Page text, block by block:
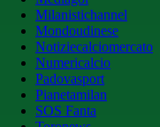
Milanistichannel
Mondoudinese
Notiziecalciomercato
Numericalcio
Padovasport
Pianetamilan
SOS Fanta